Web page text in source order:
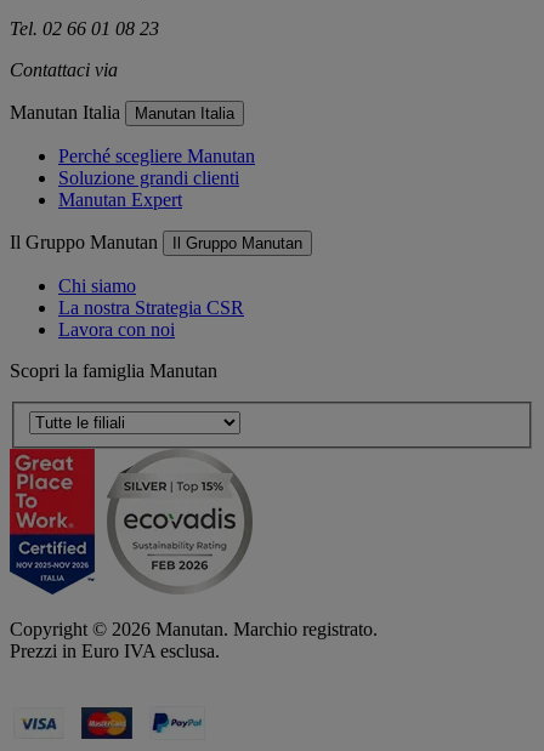
Tel. 02 66 01 08 23
Contattaci via
Manutan Italia Manutan Italia
Perché scegliere Manutan
Soluzione grandi clienti
Manutan Expert
Il Gruppo Manutan Il Gruppo Manutan
Chi siamo
La nostra Strategia CSR
Lavora con noi
Scopri la famiglia Manutan
Copyright © 2026 Manutan. Marchio registrato.
Prezzi in Euro IVA esclusa.